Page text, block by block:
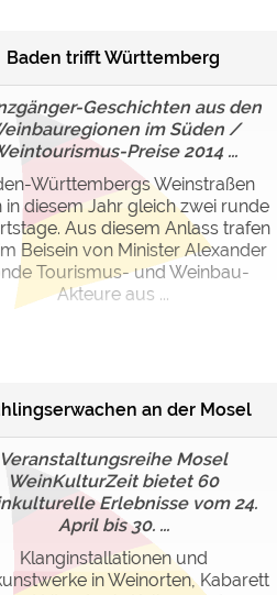
Baden trifft Württemberg
Geschichten aus den
im Süden /
Preise 2014 ...
Württembergs Weinstraßen
in diesem Jahr gleich zwei runde
Aus diesem Anlass trafen
Beisein von Minister Alexander
Tourismus- und Weinbau-
Akteure aus ...
an der Mosel
Veranstaltungsreihe Mosel
WeinKulturZeit bietet 60
Erlebnisse vom 24.
April bis 30. ...
Klanginstallationen und
in Weinorten, Kabarett
Anfahrt usw.)